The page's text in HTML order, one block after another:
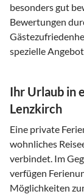
besonders gut
Bewertungen
spezielle
Ihr Urlaub in
Lenzkirch
Eine private
wohnliches
verbindet. Im
verfügen
Möglichkeiten